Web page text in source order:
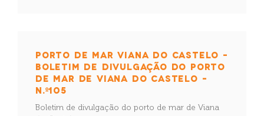
PORTO DE MAR VIANA DO CASTELO –
BOLETIM DE DIVULGAÇÃO DO PORTO
DE MAR DE VIANA DO CASTELO –
N.º105
Boletim de divulgação do porto de mar de Viana